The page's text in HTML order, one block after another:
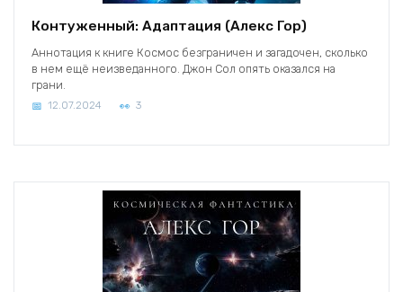
Контуженный: Адаптация (Алекс Гор)
Аннотация к книге Космос безграничен и загадочен, сколько
в нем ещё неизведанного. Джон Сол опять оказался на
грани.
12.07.2024 3